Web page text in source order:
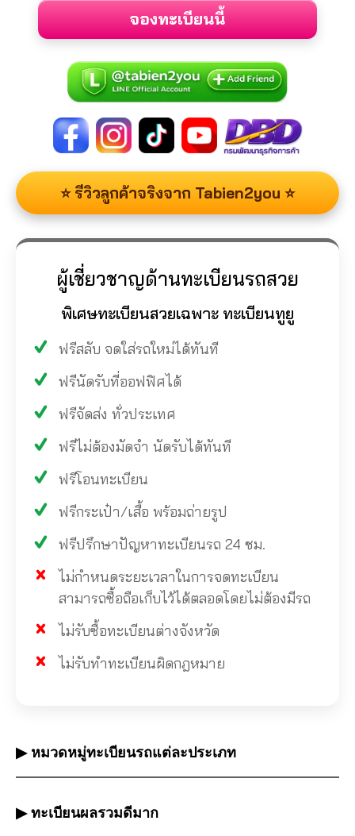
จองทะเบียนนี้
⭐ รีวิวลูกค้าจริงจาก Tabien2you ⭐
ผู้เชี่ยวชาญด้านทะเบียนรถสวย
พิเศษทะเบียนสวยเฉพาะ ทะเบียนทูยู
ฟรีสลับ จดใส่รถใหม่ได้ทันที
ฟรีนัดรับที่ออฟฟิศได้
ฟรีจัดส่ง ทั่วประเทศ
ฟรีไม่ต้องมัดจำ นัดรับได้ทันที
ฟรีโอนทะเบียน
ฟรีกระเป๋า/เสื้อ พร้อมถ่ายรูป
ฟรีปรึกษาปัญหาทะเบียนรถ 24 ชม.
ไม่กำหนดระยะเวลาในการจดทะเบียน
สามารถซื้อถือเก็บไว้ได้ตลอดโดยไม่ต้องมีรถ
ไม่รับซื้อทะเบียนต่างจังหวัด
ไม่รับทำทะเบียนผิดกฎหมาย
▶ หมวดหมู่ทะเบียนรถแต่ละประเภท
▶ ทะเบียนผลรวมดีมาก